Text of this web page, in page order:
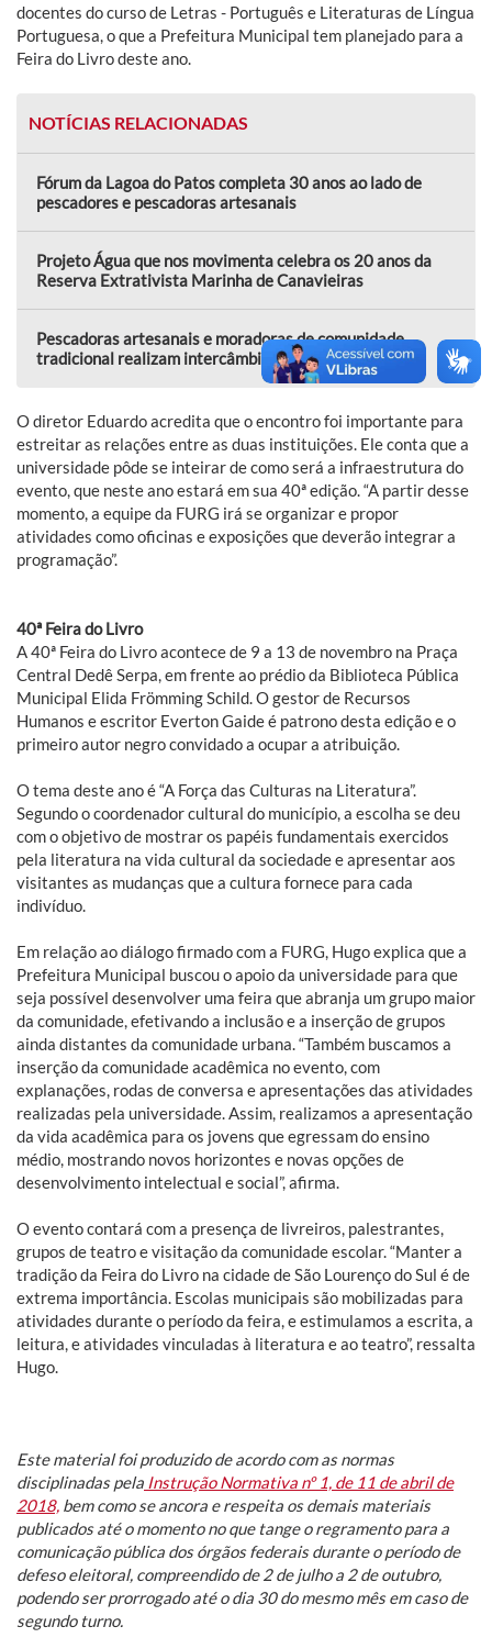
docentes do curso de Letras - Português e Literaturas de Língua
Portuguesa, o que a Prefeitura Municipal tem planejado para a
Feira do Livro deste ano.
NOTÍCIAS RELACIONADAS
Fórum da Lagoa do Patos completa 30 anos ao lado de
pescadores e pescadoras artesanais
Projeto Água que nos movimenta celebra os 20 anos da
Reserva Extrativista Marinha de Canavieiras
Pescadoras artesanais e moradoras de comunidade
tradicional realizam intercâmbio comunitário
O diretor Eduardo acredita que o encontro foi importante para
estreitar as relações entre as duas instituições. Ele conta que a
universidade pôde se inteirar de como será a infraestrutura do
evento, que neste ano estará em sua 40ª edição. “A partir desse
momento, a equipe da FURG irá se organizar e propor
atividades como oficinas e exposições que deverão integrar a
programação”.
40ª Feira do Livro
A 40ª Feira do Livro acontece de 9 a 13 de novembro na Praça
Central Dedê Serpa, em frente ao prédio da Biblioteca Pública
Municipal Elida Frömming Schild. O gestor de Recursos
Humanos e escritor Everton Gaide é patrono desta edição e o
primeiro autor negro convidado a ocupar a atribuição.
O tema deste ano é “A Força das Culturas na Literatura”.
Segundo o coordenador cultural do município, a escolha se deu
com o objetivo de mostrar os papéis fundamentais exercidos
pela literatura na vida cultural da sociedade e apresentar aos
visitantes as mudanças que a cultura fornece para cada
indivíduo.
Em relação ao diálogo firmado com a FURG, Hugo explica que a
Prefeitura Municipal buscou o apoio da universidade para que
seja possível desenvolver uma feira que abranja um grupo maior
da comunidade, efetivando a inclusão e a inserção de grupos
ainda distantes da comunidade urbana. “Também buscamos a
inserção da comunidade acadêmica no evento, com
explanações, rodas de conversa e apresentações das atividades
realizadas pela universidade. Assim, realizamos a apresentação
da vida acadêmica para os jovens que egressam do ensino
médio, mostrando novos horizontes e novas opções de
desenvolvimento intelectual e social”, afirma.
O evento contará com a presença de livreiros, palestrantes,
grupos de teatro e visitação da comunidade escolar. “Manter a
tradição da Feira do Livro na cidade de São Lourenço do Sul é de
extrema importância. Escolas municipais são mobilizadas para
atividades durante o período da feira, e estimulamos a escrita, a
leitura, e atividades vinculadas à literatura e ao teatro”, ressalta
Hugo.
Este material foi produzido de acordo com as normas
disciplinadas pela Instrução Normativa nº 1, de 11 de abril de
2018, bem como se ancora e respeita os demais materiais
publicados até o momento no que tange o regramento para a
comunicação pública dos órgãos federais durante o período de
defeso eleitoral, compreendido de 2 de julho a 2 de outubro,
podendo ser prorrogado até o dia 30 do mesmo mês em caso de
segundo turno.